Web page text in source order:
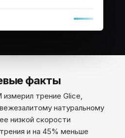
факты
измерил трение Glice,
натуральному
низкой скорости
и на 45% меньше